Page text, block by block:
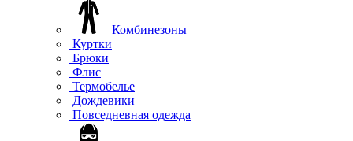
Комбинезоны
Куртки
Брюки
Флис
Термобелье
Дождевики
Повседневная одежда